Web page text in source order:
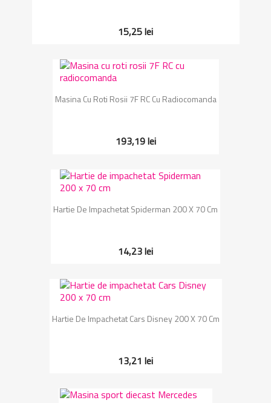
15,25 lei
Masina Cu Roti Rosii 7F RC Cu Radiocomanda
193,19 lei
Hartie De Impachetat Spiderman 200 X 70 Cm
14,23 lei
Hartie De Impachetat Cars Disney 200 X 70 Cm
13,21 lei